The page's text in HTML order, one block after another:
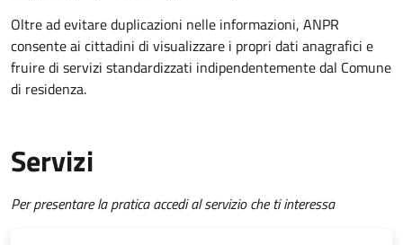
Oltre ad evitare duplicazioni nelle informazioni, ANPR
consente ai cittadini di visualizzare i propri dati anagrafici e
fruire di servizi standardizzati indipendentemente dal Comune
di residenza.
Servizi
Per presentare la pratica accedi al servizio che ti interessa